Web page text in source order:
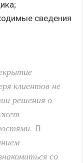
сведения
клиентов не
решения о
В
со